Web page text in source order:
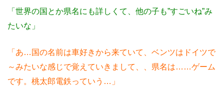
「世界の国とか県名にも詳しくて、他の子も”すごいね”み
たいな」
「あ…国の名前は車好きから来ていて、ベンツはドイツで
～みたいな感じで覚えていきまして、、県名は……ゲーム
です。桃太郎電鉄っていう…」